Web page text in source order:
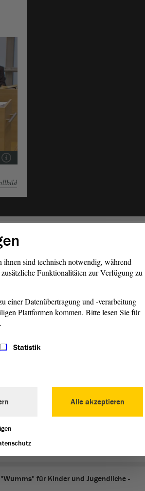
nach § 45a GO.LT - Beratung
verlässlich entlasten - staatliche
möglich umsetzen. Bürgergeld jetzt. CDU-
in guter Verfassung? - Aktuelle
zur Änderung des
gegen Corona-Maßnahmen jetzt
für Kinder und Jugendliche -
sind technisch notwendig, während
Funktionalitäten zur Verfügung zu
einer Datenübertragung und -verarbeitung
Plattformen kommen. Bitte lesen Sie für
Statistik
Alle akzeptieren